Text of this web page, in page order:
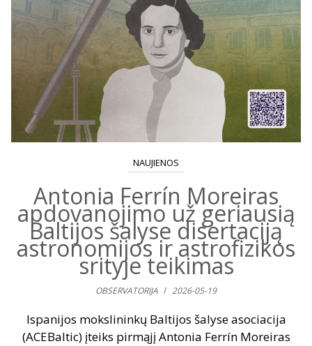
NAUJIENOS
Antonia Ferrín Moreiras
apdovanojimo už geriausią
Baltijos šalyse disertaciją
astronomijos ir astrofizikos
srityje teikimas
OBSERVATORIJA / 2026-05-19
Ispanijos mokslininkų Baltijos šalyse asociacija
(ACEBaltic) įteiks pirmąjį Antonia Ferrín Moreiras